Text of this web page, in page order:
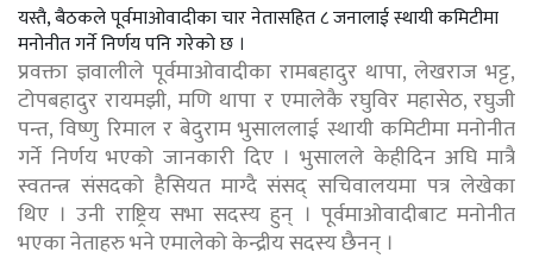
यस्तै, बैठकले पूर्वमाओवादीका चार नेतासहित ८ जनालाई स्थायी कमिटीमा
मनोनीत गर्ने निर्णय पनि गरेको छ ।
प्रवक्ता ज्ञवालीले पूर्वमाओवादीका रामबहादुर थापा, लेखराज भट्ट,
टोपबहादुर रायमझी, मणि थापा र एमालेकै रघुविर महासेठ, रघुजी
पन्त, विष्णु रिमाल र बेदुराम भुसाललाई स्थायी कमिटीमा मनोनीत
गर्ने निर्णय भएको जानकारी दिए । भुसालले केहीदिन अघि मात्रै
स्वतन्त्र संसदको हैसियत माग्दै संसद् सचिवालयमा पत्र लेखेका
थिए । उनी राष्ट्रिय सभा सदस्य हुन् । पूर्वमाओवादीबाट मनाेनीत
भएका नेताहरु भने एमालेको केन्द्रीय सदस्य छैनन् ।